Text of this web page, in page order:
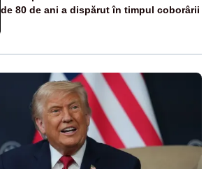
de 80 de ani a dispărut în timpul coborârii